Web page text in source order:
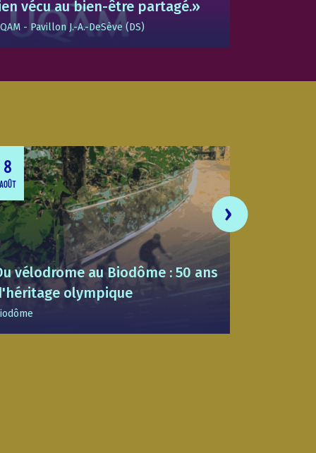
vécu au bien-être partagé.»
- Pavillon J.-A.-DeSève (DS)
8
AOÛT
vélodrome au Biodôme : 50 ans
olympique